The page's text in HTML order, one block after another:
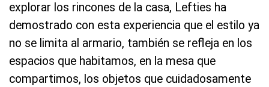
explorar los rincones de la casa, Lefties ha
demostrado con esta experiencia que el estilo ya
no se limita al armario, también se refleja en los
espacios que habitamos, en la mesa que
compartimos, los objetos que cuidadosamente